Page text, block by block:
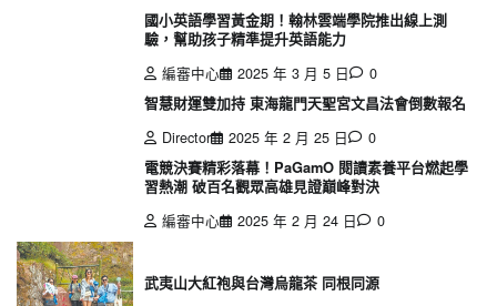
國小英語學習黃金期！翰林雲端學院推出線上測
驗，幫助孩子精準提升英語能力
編審中心
2025 年 3 月 5 日
0
智慧財運雙加持 東海龍門天聖宮文昌法會倒數報名
Director
2025 年 2 月 25 日
0
電競決賽精彩落幕！PaGamO 閱讀素養平台燃起學
習熱潮 破百名觀眾高雄見證巔峰對決
編審中心
2025 年 2 月 24 日 0
武夷山大紅袍與台灣烏龍茶 同根同源